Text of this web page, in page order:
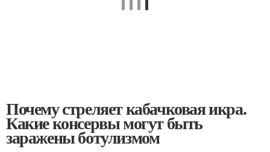
Почему стреляет кабачковая икра.
Какие консервы могут быть
заражены ботулизмом